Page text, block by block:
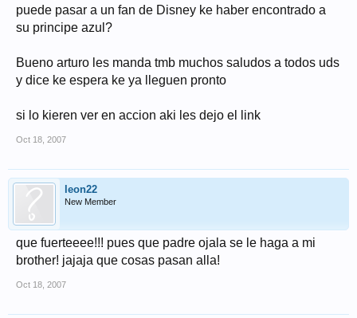
puede pasar a un fan de Disney ke haber encontrado a
su principe azul?
Bueno arturo les manda tmb muchos saludos a todos uds
y dice ke espera ke ya lleguen pronto
si lo kieren ver en accion aki les dejo el link
Oct 18, 2007
leon22
New Member
que fuerteeee!!! pues que padre ojala se le haga a mi
brother! jajaja que cosas pasan alla!
Oct 18, 2007